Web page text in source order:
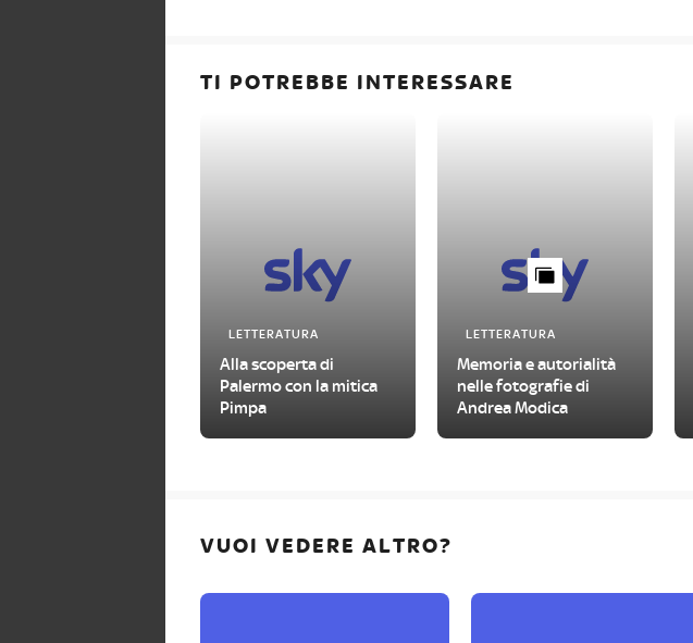
TI POTREBBE INTERESSARE
LETTERATURA
Alla scoperta di
Palermo con la mitica
Pimpa
LETTERATURA
Memoria e autorialità
nelle fotografie di
Andrea Modica
VUOI VEDERE ALTRO?